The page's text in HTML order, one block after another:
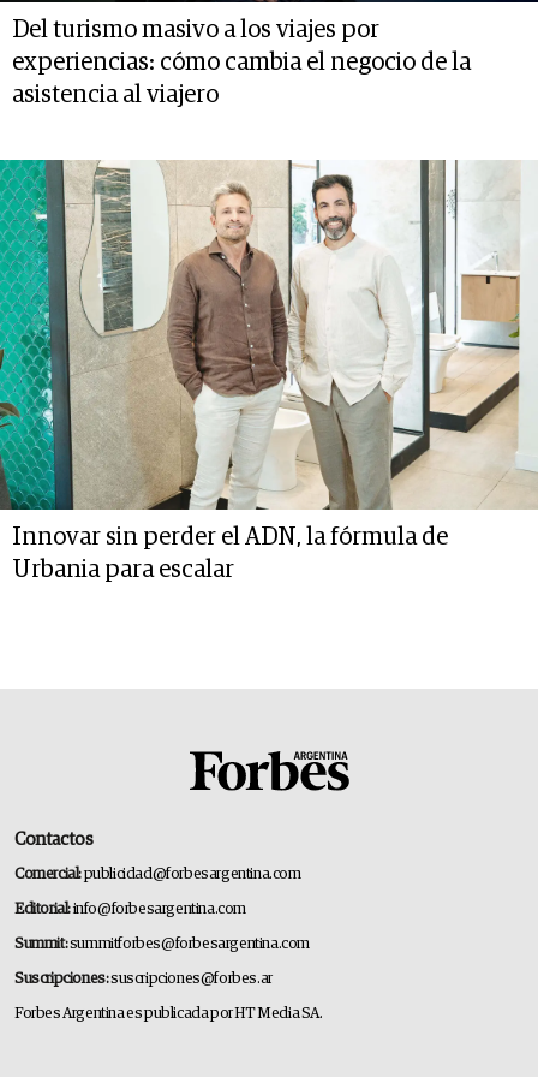
Del turismo masivo a los viajes por
experiencias: cómo cambia el negocio de la
asistencia al viajero
Innovar sin perder el ADN, la fórmula de
Urbania para escalar
Contactos
Comercial:publicidad@forbesargentina.com
Editorial:info@forbesargentina.com
Summit:summitforbes@forbesargentina.com
Suscripciones:suscripciones@forbes.ar
Forbes Argentina es publicada por HT Media SA.